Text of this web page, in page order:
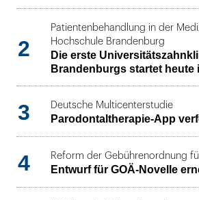
2
Patientenbehandlung in der
Hochschule Brandenburg
Die erste
Brandenburgs startet heute
3 Deutsche Multicenterstudie
Parodontaltherapie-App
4 Reform der Gebührenordnung
Entwurf für GOÄ-Novelle